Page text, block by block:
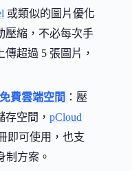
或類似的圖片優化
壓縮，不必每次手
超過 5 張圖片，
費雲端空間 ：壓
空間， pCloud
即可使用，也支
制方案。